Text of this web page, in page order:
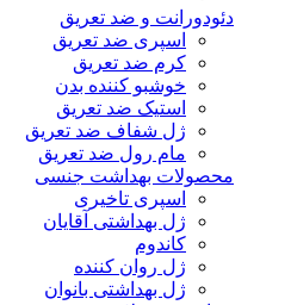
دئودورانت و ضد تعریق
اسپری ضد تعریق
کرم ضد تعریق
خوشبو کننده بدن
استیک ضد تعریق
ژل شفاف ضد تعریق
مام رول ضد تعریق
محصولات بهداشت جنسی
اسپری تاخیری
ژل بهداشتی آقایان
کاندوم
ژل روان کننده
ژل بهداشتی بانوان